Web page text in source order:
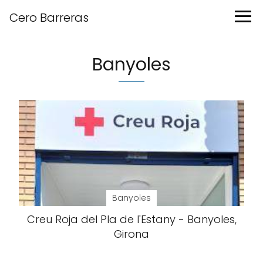
Cero Barreras
Banyoles
Banyoles
Creu Roja del Pla de l'Estany - Banyoles,
Girona